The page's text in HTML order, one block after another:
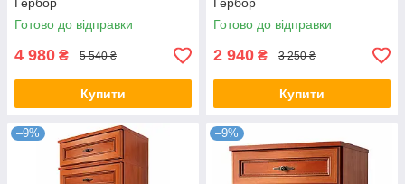
Гербор
Готово до відправки
4 980 ₴ 5 540 ₴
Купити
Гербор
Готово до відправки
2 940 ₴ 3 250 ₴
Купити
–9% –9%